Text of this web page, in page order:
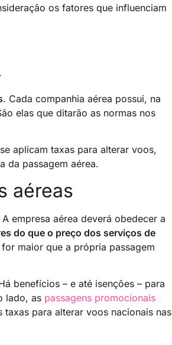
os fatores que influenciam
. Cada companhia aérea possui, na
elas que ditarão as normas nos
aplicam taxas para alterar voos,
da passagem aérea.
aéreas
empresa aérea deverá obedecer a
do que o preço dos serviços de
maior que a própria passagem
benefícios – e até isenções – para
lado, as passagens promocionais
para alterar voos nacionais nas